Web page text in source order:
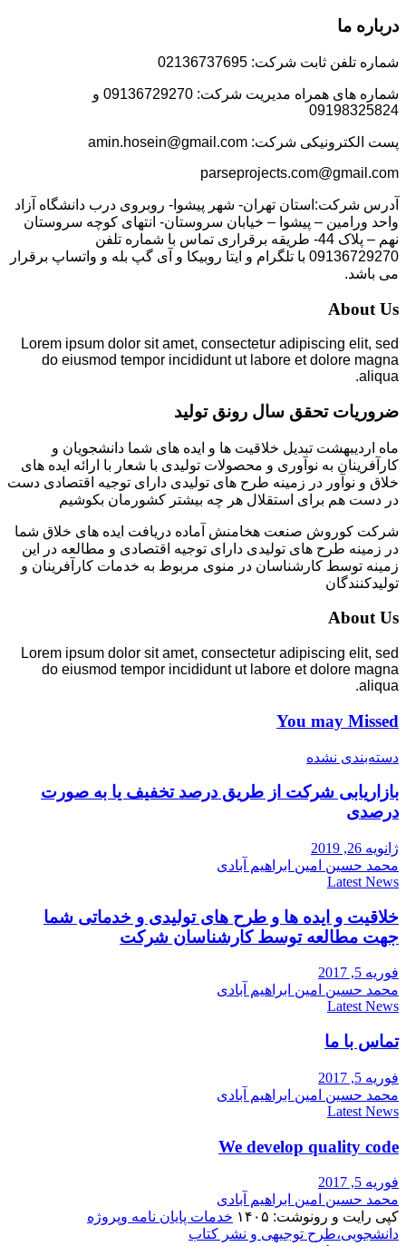
درباره ما
شماره تلفن ثابت شرکت: 02136737695
شماره های همراه مدیریت شرکت: 09136729270 و
09198325824
پست الکترونیکی شرکت: amin.hosein@gmail.com
parseprojects.com@gmail.com
آدرس شرکت:استان تهران- شهر پیشوا- روبروی درب دانشگاه آزاد
واحد ورامین – پیشوا – خیابان سروستان- انتهای کوچه سروستان
نهم – پلاک 44- طریقه برقراری تماس با شماره تلفن
09136729270 با تلگرام و ایتا روبیکا و آی گپ بله و واتساپ برقرار
می باشد.
About Us
Lorem ipsum dolor sit amet, consectetur adipiscing elit, sed
do eiusmod tempor incididunt ut labore et dolore magna
aliqua.
ضروریات تحقق سال رونق تولید
ماه اردیبهشت تبدیل خلاقیت ها و ایده های شما دانشجویان و
کارآفرینان به نوآوری و محصولات تولیدی با شعار با ارائه ایده های
خلاق و نوآور در زمینه طرح های تولیدی دارای توجیه اقتصادی دست
در دست هم برای استقلال هر چه بیشتر کشورمان بکوشیم
شرکت کوروش صنعت هخامنش آماده دریافت ایده های خلاق شما
در زمینه طرح های تولیدی دارای توجیه اقتصادی و مطالعه در این
زمینه توسط کارشناسان در منوی مربوط به خدمات کارآفرینان و
تولیدکنندگان
About Us
Lorem ipsum dolor sit amet, consectetur adipiscing elit, sed
do eiusmod tempor incididunt ut labore et dolore magna
aliqua.
You may Missed
دسته‌بندی نشده
بازاریابی شرکت از طریق درصد تخفیف یا به صورت
درصدی
ژانویه 26, 2019
محمد حسین امین ابراهیم آبادی
Latest News
خلاقیت و ایده ها و طرح های تولیدی و خدماتی شما
جهت مطالعه توسط کارشناسان شرکت
فوریه 5, 2017
محمد حسین امین ابراهیم آبادی
Latest News
تماس با ما
فوریه 5, 2017
محمد حسین امین ابراهیم آبادی
Latest News
We develop quality code
فوریه 5, 2017
محمد حسین امین ابراهیم آبادی
کپی رایت و رونوشت: ۱۴۰۵
خدمات پایان نامه وپروژه
دانشجویی،طرح توجیهی و نشر کتاب